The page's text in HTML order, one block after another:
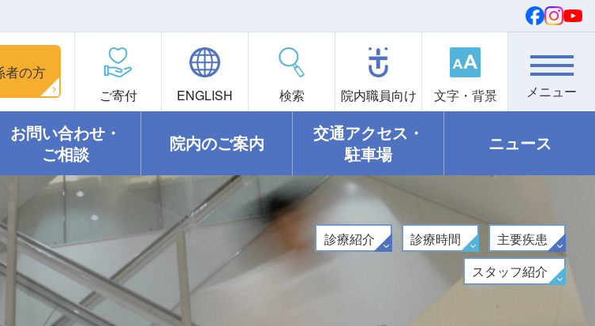
者の方
ご寄付 ENGLISH 検索 院内職員向け 文字・背景
お問い合わせ・
ご相談
院内のご案内
交通アクセス・
駐車場
ニュース
診療紹介 診療時間
主要疾患
スタッフ紹介